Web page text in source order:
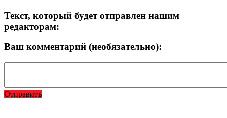
Текст, который будет отправлен нашим
редакторам:
Ваш комментарий (необязательно):
Отправить